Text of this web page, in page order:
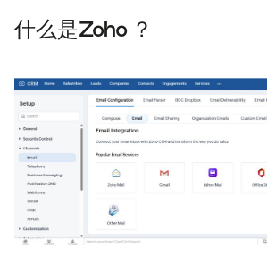
什么是Zoho ？